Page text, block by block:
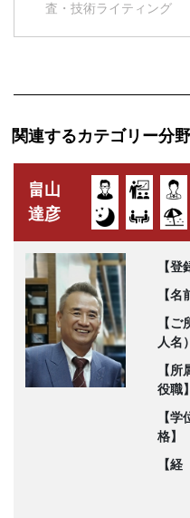
査・技術ライティング
関連するカテゴリー分
畠山
達彦
【登
【名
【ご
人名
【所
役職】
【学
格】
【経